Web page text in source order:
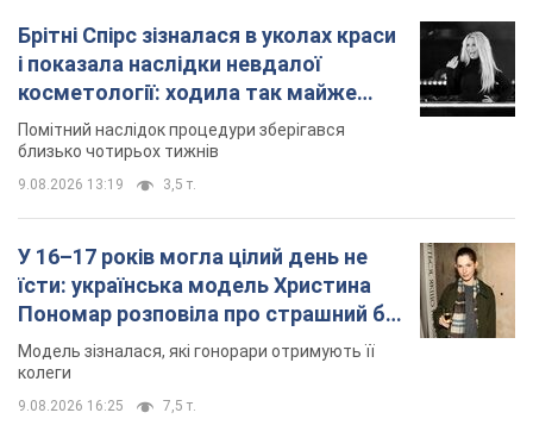
Брітні Спірс зізналася в уколах краси
і показала наслідки невдалої
косметології: ходила так майже
місяць
Помітний наслідок процедури зберігався
близько чотирьох тижнів
9.08.2026 13:19 3,5 т.
У 16–17 років могла цілий день не
їсти: українська модель Христина
Пономар розповіла про страшний бік
модельної кар’єри
Модель зізналася, які гонорари отримують її
колеги
9.08.2026 16:25 7,5 т.